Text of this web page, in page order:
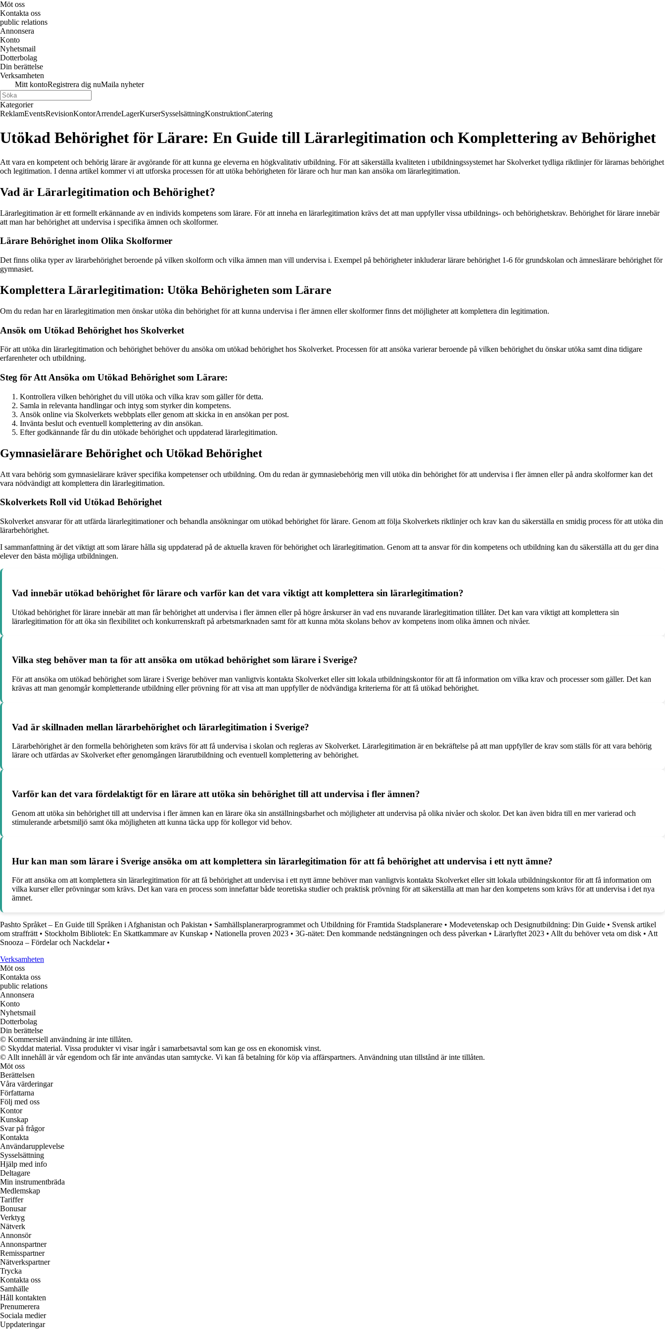
Möt oss
Kontakta oss
public relations
Annonsera
Konto
Nyhetsmail
Dotterbolag
Din berättelse
Verksamheten
Mitt kontoRegistrera dig nuMaila nyheter
Kategorier
ReklamEventsRevisionKontorArrendeLagerKurserSysselsättningKonstruktionCatering
Utökad Behörighet för Lärare: En Guide till Lärarlegitimation och Komplettering av Behörighet
Att vara en kompetent och behörig lärare är avgörande för att kunna ge eleverna en högkvalitativ utbildning. För att säkerställa kvaliteten i utbildningssystemet har Skolverket tydliga riktlinjer för lärarnas behörighet
och legitimation. I denna artikel kommer vi att utforska processen för att utöka behörigheten för lärare och hur man kan ansöka om lärarlegitimation.
Vad är Lärarlegitimation och Behörighet?
Lärarlegitimation är ett formellt erkännande av en individs kompetens som lärare. För att inneha en lärarlegitimation krävs det att man uppfyller vissa utbildnings- och behörighetskrav. Behörighet för lärare innebär
att man har behörighet att undervisa i specifika ämnen och skolformer.
Lärare Behörighet inom Olika Skolformer
Det finns olika typer av lärarbehörighet beroende på vilken skolform och vilka ämnen man vill undervisa i. Exempel på behörigheter inkluderar lärare behörighet 1-6 för grundskolan och ämneslärare behörighet för
gymnasiet.
Komplettera Lärarlegitimation: Utöka Behörigheten som Lärare
Om du redan har en lärarlegitimation men önskar utöka din behörighet för att kunna undervisa i fler ämnen eller skolformer finns det möjligheter att komplettera din legitimation.
Ansök om Utökad Behörighet hos Skolverket
För att utöka din lärarlegitimation och behörighet behöver du ansöka om utökad behörighet hos Skolverket. Processen för att ansöka varierar beroende på vilken behörighet du önskar utöka samt dina tidigare
erfarenheter och utbildning.
Steg för Att Ansöka om Utökad Behörighet som Lärare:
Kontrollera vilken behörighet du vill utöka och vilka krav som gäller för detta.
Samla in relevanta handlingar och intyg som styrker din kompetens.
Ansök online via Skolverkets webbplats eller genom att skicka in en ansökan per post.
Invänta beslut och eventuell komplettering av din ansökan.
Efter godkännande får du din utökade behörighet och uppdaterad lärarlegitimation.
Gymnasielärare Behörighet och Utökad Behörighet
Att vara behörig som gymnasielärare kräver specifika kompetenser och utbildning. Om du redan är gymnasiebehörig men vill utöka din behörighet för att undervisa i fler ämnen eller på andra skolformer kan det
vara nödvändigt att komplettera din lärarlegitimation.
Skolverkets Roll vid Utökad Behörighet
Skolverket ansvarar för att utfärda lärarlegitimationer och behandla ansökningar om utökad behörighet för lärare. Genom att följa Skolverkets riktlinjer och krav kan du säkerställa en smidig process för att utöka din
lärarbehörighet.
I sammanfattning är det viktigt att som lärare hålla sig uppdaterad på de aktuella kraven för behörighet och lärarlegitimation. Genom att ta ansvar för din kompetens och utbildning kan du säkerställa att du ger dina
elever den bästa möjliga utbildningen.
Vad innebär utökad behörighet för lärare och varför kan det vara viktigt att komplettera sin lärarlegitimation?
Utökad behörighet för lärare innebär att man får behörighet att undervisa i fler ämnen eller på högre årskurser än vad ens nuvarande lärarlegitimation tillåter. Det kan vara viktigt att komplettera sin
lärarlegitimation för att öka sin flexibilitet och konkurrenskraft på arbetsmarknaden samt för att kunna möta skolans behov av kompetens inom olika ämnen och nivåer.
Vilka steg behöver man ta för att ansöka om utökad behörighet som lärare i Sverige?
För att ansöka om utökad behörighet som lärare i Sverige behöver man vanligtvis kontakta Skolverket eller sitt lokala utbildningskontor för att få information om vilka krav och processer som gäller. Det kan
krävas att man genomgår kompletterande utbildning eller prövning för att visa att man uppfyller de nödvändiga kriterierna för att få utökad behörighet.
Vad är skillnaden mellan lärarbehörighet och lärarlegitimation i Sverige?
Lärarbehörighet är den formella behörigheten som krävs för att få undervisa i skolan och regleras av Skolverket. Lärarlegitimation är en bekräftelse på att man uppfyller de krav som ställs för att vara behörig
lärare och utfärdas av Skolverket efter genomgången lärarutbildning och eventuell komplettering av behörighet.
Varför kan det vara fördelaktigt för en lärare att utöka sin behörighet till att undervisa i fler ämnen?
Genom att utöka sin behörighet till att undervisa i fler ämnen kan en lärare öka sin anställningsbarhet och möjligheter att undervisa på olika nivåer och skolor. Det kan även bidra till en mer varierad och
stimulerande arbetsmiljö samt öka möjligheten att kunna täcka upp för kollegor vid behov.
Hur kan man som lärare i Sverige ansöka om att komplettera sin lärarlegitimation för att få behörighet att undervisa i ett nytt ämne?
För att ansöka om att komplettera sin lärarlegitimation för att få behörighet att undervisa i ett nytt ämne behöver man vanligtvis kontakta Skolverket eller sitt lokala utbildningskontor för att få information om
vilka kurser eller prövningar som krävs. Det kan vara en process som innefattar både teoretiska studier och praktisk prövning för att säkerställa att man har den kompetens som krävs för att undervisa i det nya
ämnet.
Pashto Språket – En Guide till Språken i Afghanistan och Pakistan • Samhällsplanerarprogrammet och Utbildning för Framtida Stadsplanerare • Modevetenskap och Designutbildning: Din Guide • Svensk artikel
om straffrätt • Stockholm Bibliotek: En Skattkammare av Kunskap • Nationella proven 2023 • 3G-nätet: Den kommande nedstängningen och dess påverkan • Lärarlyftet 2023 • Allt du behöver veta om disk • Att
Snooza – Fördelar och Nackdelar•
Verksamheten
Möt oss
Kontakta oss
public relations
Annonsera
Konto
Nyhetsmail
Dotterbolag
Din berättelse
© Kommersiell användning är inte tillåten.
© Skyddat material. Vissa produkter vi visar ingår i samarbetsavtal som kan ge oss en ekonomisk vinst.
© Allt innehåll är vår egendom och får inte användas utan samtycke. Vi kan få betalning för köp via affärspartners. Användning utan tillstånd är inte tillåten.
Möt oss
Berättelsen
Våra värderingar
Författarna
Följ med oss
Kontor
Kunskap
Svar på frågor
Kontakta
Användarupplevelse
Sysselsättning
Hjälp med info
Deltagare
Min instrumentbräda
Medlemskap
Tariffer
Bonusar
Verktyg
Nätverk
Annonsör
Annonspartner
Remisspartner
Nätverkspartner
Trycka
Kontakta oss
Samhälle
Håll kontakten
Prenumerera
Sociala medier
Uppdateringar